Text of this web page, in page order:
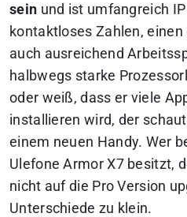
sein und ist umfangreich
kontaktloses Zahlen,
auch ausreichend
halbwegs starke
oder weiß, dass er viele
installieren wird, der
einem neuen Handy. Wer
Ulefone Armor X7 besitzt,
nicht auf die Pro Version
Unterschiede zu klein.